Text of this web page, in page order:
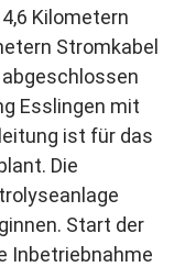
Kilometern
Stromkabel
Esslingen mit
ist für das
Die
Start der
Inbetriebnahme